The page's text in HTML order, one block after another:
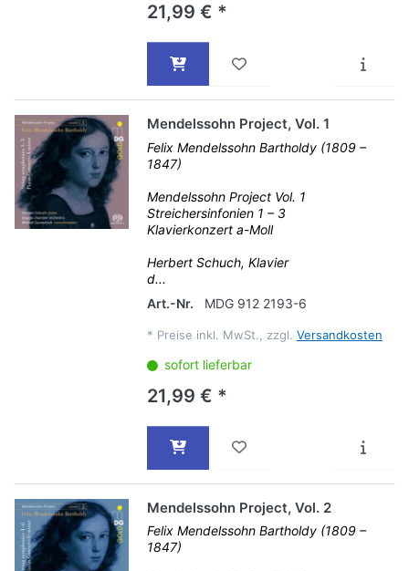
21,99 € *
Mendelssohn Project, Vol. 1
Felix Mendelssohn Bartholdy (1809 –
1847)
Mendelssohn Project Vol. 1
Streichersinfonien 1 – 3
Klavierkonzert a-Moll
Herbert Schuch, Klavier
d...
Art.-Nr.
MDG 912 2193-6
* Preise inkl. MwSt., zzgl. Versandkosten
sofort lieferbar
21,99 € *
Mendelssohn Project, Vol. 2
Felix Mendelssohn Bartholdy (1809 –
1847)